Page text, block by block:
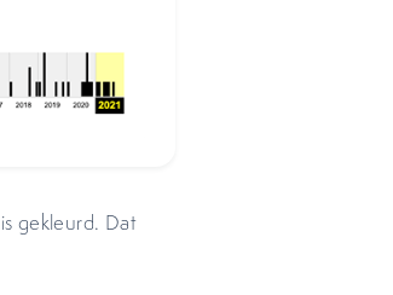
gekleurd. Dat